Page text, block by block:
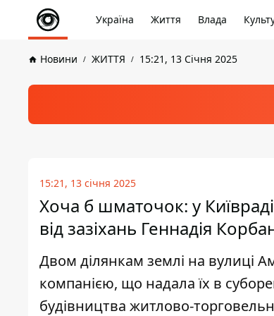
Україна Життя Влада
Новини ЖИТТЯ 15:21, 13 Січня 2025
15:21, 13 січня 2025
Хоча б шматочок: у
від зазіхань Геннадія
Двом ділянкам землі на вулиці
компанією, що надала їх в
будівництва житлово-